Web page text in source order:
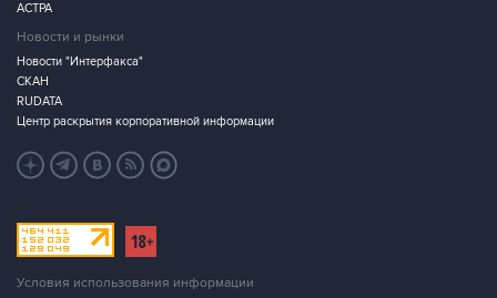
АСТРА
Новости и рынки
Новости "Интерфакса"
СКАН
RUDATA
Центр раскрытия корпоративной информации
Условия использования информации